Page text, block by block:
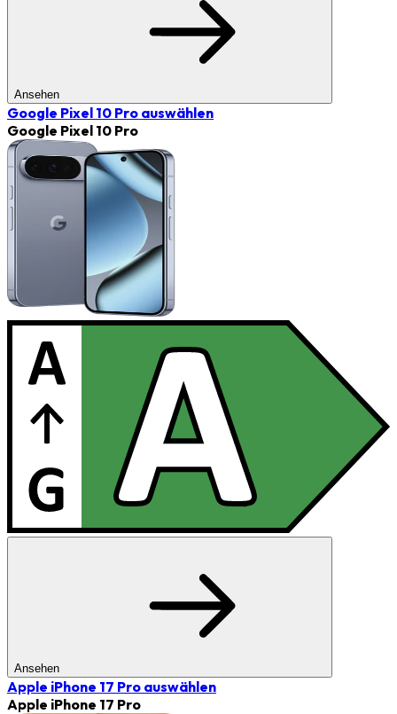
Ansehen
Google Pixel 10 Pro auswählen
Google Pixel 10 Pro
Ansehen
Apple iPhone 17 Pro auswählen
Apple iPhone 17 Pro